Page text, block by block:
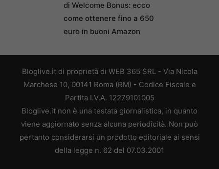
di Welcome Bonus: ecco
come ottenere fino a 650
euro in buoni Amazon
Bloglive.it di proprietà di WEB 365 SRL - Via Nicola
Marchese 10, 00141 Roma (RM) - Codice Fiscale e
Partita I.V.A. 12279101005
Bloglive.it non è una testata giornalistica, in quanto
viene aggiornato senza alcuna periodicità. Non può
pertanto considerarsi un prodotto editoriale ai sensi
della legge n. 62 del 07.03.2001